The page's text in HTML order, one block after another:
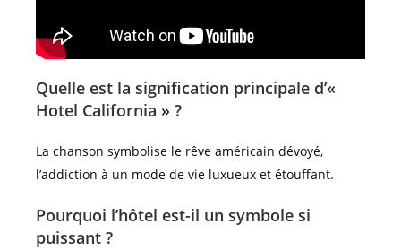
Quelle est la signification principale d’«
Hotel California » ?
La chanson symbolise le rêve américain dévoyé,
l’addiction à un mode de vie luxueux et étouffant.
Pourquoi l’hôtel est-il un symbole si
puissant ?